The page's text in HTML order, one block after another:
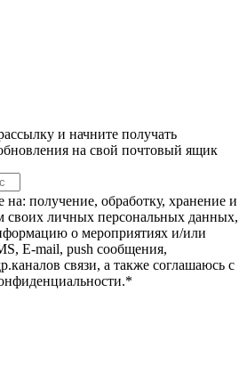
и начните получать
на свой почтовый ящик
на: получение, обработку, хранение и
своих личных персональных данных,
о мероприятиях и/или
E-mail, push сообщения,
связи, а также соглашаюсь с